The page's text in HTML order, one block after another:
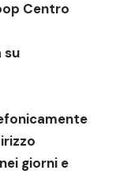
Centro
su
nei giorni e